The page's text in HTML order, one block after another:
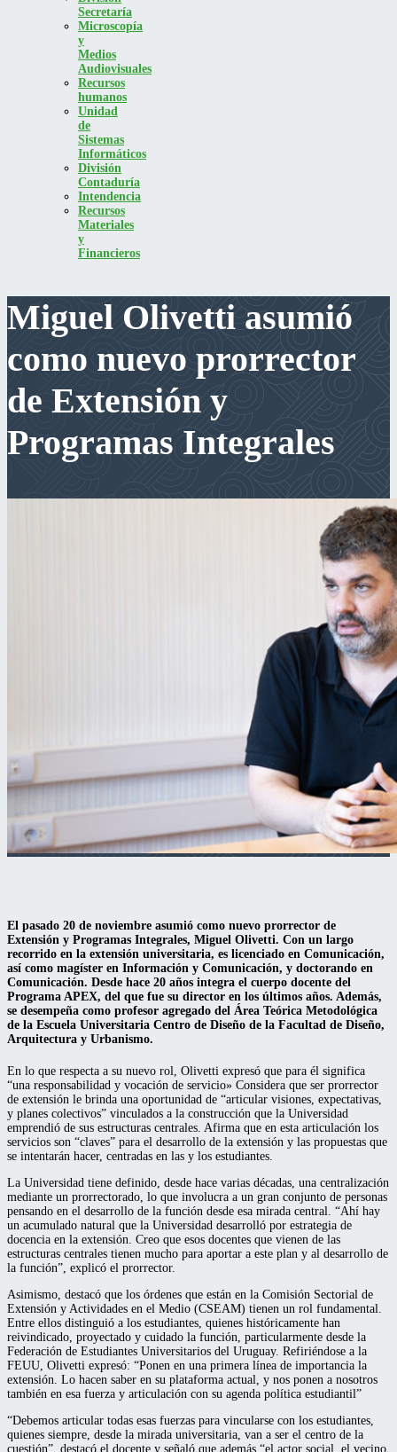
Secretaría
Microscopía
y
Medios
Audiovisuales
Recursos
humanos
Unidad
de
Sistemas
Informáticos
División
Contaduría
Intendencia
Recursos
Materiales
y
Financieros
Miguel Olivetti asumió
como nuevo prorrector
de Extensión y
Programas Integrales
El pasado 20 de noviembre asumió como nuevo prorrector de
Extensión y Programas Integrales, Miguel Olivetti. Con un largo
recorrido en la extensión universitaria, es licenciado en Comunicación,
así como magíster en Información y Comunicación, y doctorando en
Comunicación. Desde hace 20 años integra el cuerpo docente del
Programa APEX, del que fue su director en los últimos años. Además,
se desempeña como profesor agregado del Área Teórica Metodológica
de la Escuela Universitaria Centro de Diseño de la Facultad de Diseño,
Arquitectura y Urbanismo.
En lo que respecta a su nuevo rol, Olivetti expresó que para él significa
“una responsabilidad y vocación de servicio» Considera que ser prorrector
de extensión le brinda una oportunidad de “articular visiones, expectativas,
y planes colectivos” vinculados a la construcción que la Universidad
emprendió de sus estructuras centrales. Afirma que en esta articulación los
servicios son “claves” para el desarrollo de la extensión y las propuestas que
se intentarán hacer, centradas en las y los estudiantes.
La Universidad tiene definido, desde hace varias décadas, una centralización
mediante un prorrectorado, lo que involucra a un gran conjunto de personas
pensando en el desarrollo de la función desde esa mirada central. “Ahí hay
un acumulado natural que la Universidad desarrolló por estrategia de
docencia en la extensión. Creo que esos docentes que vienen de las
estructuras centrales tienen mucho para aportar a este plan y al desarrollo de
la función”, explicó el prorrector.
Asimismo, destacó que los órdenes que están en la Comisión Sectorial de
Extensión y Actividades en el Medio (CSEAM) tienen un rol fundamental.
Entre ellos distinguió a los estudiantes, quienes históricamente han
reivindicado, proyectado y cuidado la función, particularmente desde la
Federación de Estudiantes Universitarios del Uruguay. Refiriéndose a la
FEUU, Olivetti expresó: “Ponen en una primera línea de importancia la
extensión. Lo hacen saber en su plataforma actual, y nos ponen a nosotros
también en esa fuerza y articulación con su agenda política estudiantil”
“Debemos articular todas esas fuerzas para vincularse con los estudiantes,
quienes siempre, desde la mirada universitaria, van a ser el centro de la
cuestión”, destacó el docente y señaló que además “el actor social, el vecino